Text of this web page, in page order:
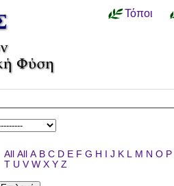
Τόποι
All All A B C D E F G H I J K L M N O P
T U V W X Y Z